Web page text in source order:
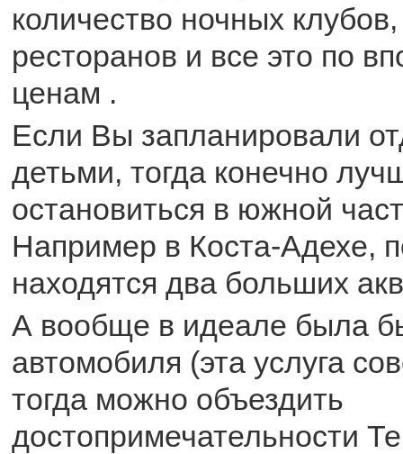
количество ночных клубов,
ресторанов и все это по
ценам .
Если Вы запланировали
детьми, тогда конечно
остановиться в южной
Например в Коста-Адехе,
находятся два больших
А вообще в идеале была
автомобиля (эта услуга
тогда можно объездить
достопримечательности